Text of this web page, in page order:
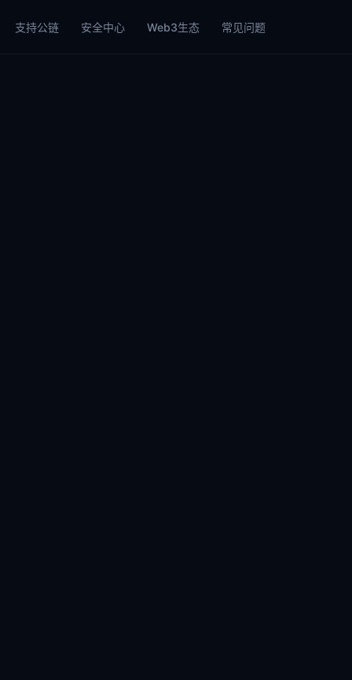
支持公链 安全中心 Web3生态 常见问题